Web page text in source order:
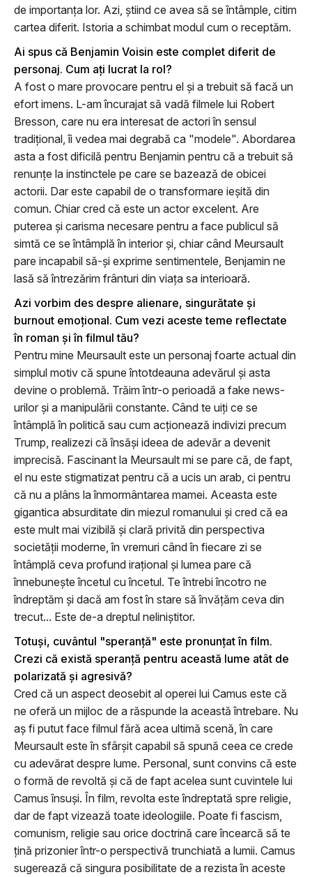
de importanţa lor. Azi, ştiind ce avea să se întâmple, citim
cartea diferit. Istoria a schimbat modul cum o receptăm.
Ai spus că Benjamin Voisin este complet diferit de
personaj. Cum aţi lucrat la rol?
A fost o mare provocare pentru el şi a trebuit să facă un
efort imens. L-am încurajat să vadă filmele lui Robert
Bresson, care nu era interesat de actori în sensul
tradiţional, îi vedea mai degrabă ca "modele". Abordarea
asta a fost dificilă pentru Benjamin pentru că a trebuit să
renunţe la instinctele pe care se bazează de obicei
actorii. Dar este capabil de o transformare ieşită din
comun. Chiar cred că este un actor excelent. Are
puterea şi carisma necesare pentru a face publicul să
simtă ce se întâmplă în interior şi, chiar când Meursault
pare incapabil să-şi exprime sentimentele, Benjamin ne
lasă să întrezărim frânturi din viaţa sa interioară.
Azi vorbim des despre alienare, singurătate şi
burnout emoţional. Cum vezi aceste teme reflectate
în roman şi în filmul tău?
Pentru mine Meursault este un personaj foarte actual din
simplul motiv că spune întotdeauna adevărul şi asta
devine o problemă. Trăim într-o perioadă a fake news-
urilor şi a manipulării constante. Când te uiţi ce se
întâmplă în politică sau cum acţionează indivizi precum
Trump, realizezi că însăşi ideea de adevăr a devenit
imprecisă. Fascinant la Meursault mi se pare că, de fapt,
el nu este stigmatizat pentru că a ucis un arab, ci pentru
că nu a plâns la înmormântarea mamei. Aceasta este
gigantica absurditate din miezul romanului şi cred că ea
este mult mai vizibilă şi clară privită din perspectiva
societăţii moderne, în vremuri când în fiecare zi se
întâmplă ceva profund iraţional şi lumea pare că
înnebuneşte încetul cu încetul. Te întrebi încotro ne
îndreptăm şi dacă am fost în stare să învăţăm ceva din
trecut... Este de-a dreptul neliniştitor.
Totuşi, cuvântul "speranţă" este pronunţat în film.
Crezi că există speranţă pentru această lume atât de
polarizată şi agresivă?
Cred că un aspect deosebit al operei lui Camus este că
ne oferă un mijloc de a răspunde la această întrebare. Nu
aş fi putut face filmul fără acea ultimă scenă, în care
Meursault este în sfârşit capabil să spună ceea ce crede
cu adevărat despre lume. Personal, sunt convins că este
o formă de revoltă şi că de fapt acelea sunt cuvintele lui
Camus însuşi. În film, revolta este îndreptată spre religie,
dar de fapt vizează toate ideologiile. Poate fi fascism,
comunism, religie sau orice doctrină care încearcă să te
ţină prizonier într-o perspectivă trunchiată a lumii. Camus
sugerează că singura posibilitate de a rezista în aceste